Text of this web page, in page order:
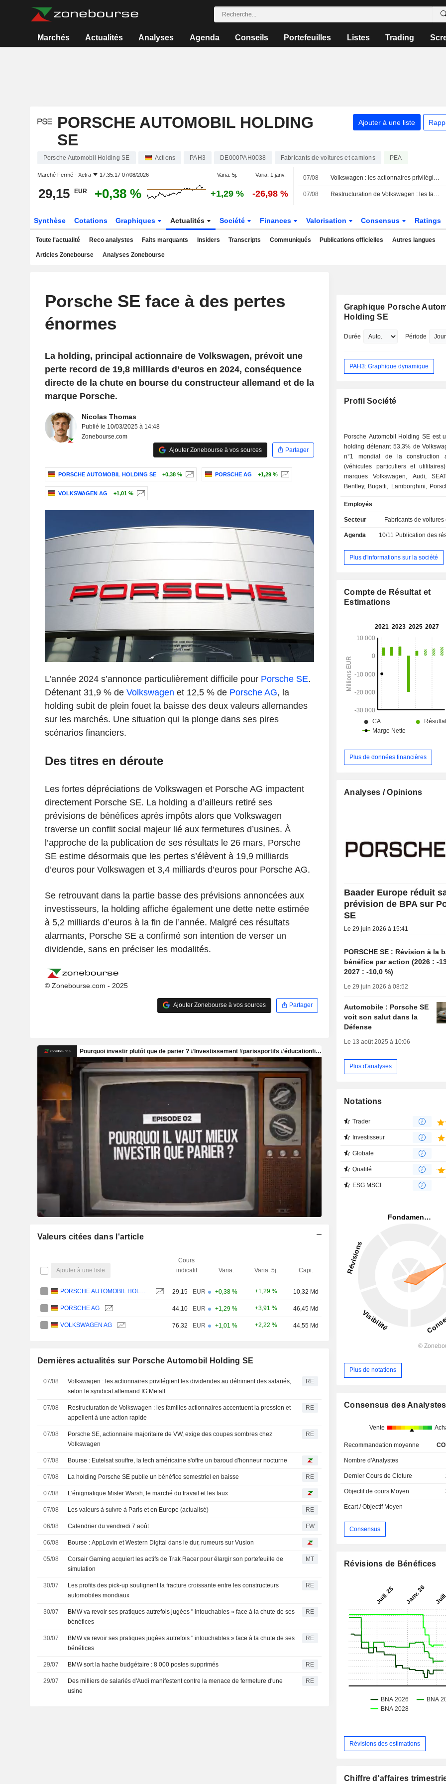
Marchés Actualités Analyses Agenda Conseils Portefeuilles Listes Trading
PORSCHE AUTOMOBIL HOLDING
SE
Ajouter à une liste
Porsche Automobil Holding SE Actions PAH3 DE000PAH0038 Fabricants de voitures et camions PEA
Marché Fermé - Xetra 17:35:17 07/08/2026 Varia. 5j. Varia. 1 janv.
29,15 EUR +0,38 % +1,29 % -26,98 %
07/08 Volkswagen : les actionnaires privilégient les dividendes au détriment des salariés, selon le syndicat allemand IG Metall
07/08 Restructuration de Volkswagen : les familles actionnaires accentuent la pression et appellent à une action rapide
Synthèse Cotations Graphiques Actualités Société Finances Valorisation Consensus Ratings
Toute l'actualité Reco analystes Faits marquants Insiders Transcripts Communiqués Publications officielles Autres langues
Articles Zonebourse Analyses Zonebourse
Porsche SE face à des pertes
énormes
La holding, principal actionnaire de Volkswagen, prévoit une
perte record de 19,8 milliards d’euros en 2024, conséquence
directe de la chute en bourse du constructeur allemand et de la
marque Porsche.
Nicolas Thomas
Publié le 10/03/2025 à 14:48
Zonebourse.com
Ajouter Zonebourse à vos sources
Partager
PORSCHE AUTOMOBIL HOLDING SE +0,38 % PORSCHE AG +1,29 %
VOLKSWAGEN AG +1,01 %
L’année 2024 s’annonce particulièrement difficile pour Porsche SE.
Détenant 31,9 % de Volkswagen et 12,5 % de Porsche AG, la
holding subit de plein fouet la baisse des deux valeurs allemandes
sur les marchés. Une situation qui la plonge dans ses pires
scénarios financiers.
Des titres en déroute
Les fortes dépréciations de Volkswagen et Porsche AG impactent
directement Porsche SE. La holding a d’ailleurs retiré ses
prévisions de bénéfices après impôts alors que Volkswagen
traverse un conflit social majeur lié aux fermetures d’usines. À
l’approche de la publication de ses résultats le 26 mars, Porsche
SE estime désormais que les pertes s’élèvent à 19,9 milliards
d’euros pour Volkswagen et 3,4 milliards d’euros pour Porsche AG.
Se retrouvant dans la partie basse des prévisions annoncées aux
investisseurs, la holding affiche également une dette nette estimée
à 5,2 milliards d’euros à la fin de l’année. Malgré ces résultats
alarmants, Porsche SE a confirmé son intention de verser un
dividende, sans en préciser les modalités.
© Zonebourse.com - 2025
Ajouter Zonebourse à vos sources Partager
Valeurs citées dans l'article
Ajouter à une liste
Cours
indicatif
Varia. Varia. 5j. Capi.
PORSCHE AUTOMOBIL HOLDING SE 29,15 EUR +0,38 % +1,29 % 10,32 Md
PORSCHE AG 44,10 EUR +1,29 % +3,91 % 46,45 Md
VOLKSWAGEN AG 76,32 EUR +1,01 % +2,22 % 44,55 Md
Dernières actualités sur Porsche Automobil Holding SE
07/08
Volkswagen : les actionnaires privilégient les dividendes au détriment des salariés,
selon le syndicat allemand IG Metall
RE
07/08
Restructuration de Volkswagen : les familles actionnaires accentuent la pression et
appellent à une action rapide
RE
07/08
Porsche SE, actionnaire majoritaire de VW, exige des coupes sombres chez
Volkswagen
RE
07/08 Bourse : Eutelsat souffre, la tech américaine s'offre un baroud d'honneur nocturne
07/08 La holding Porsche SE publie un bénéfice semestriel en baisse RE
07/08 L'énigmatique Mister Warsh, le marché du travail et les taux
07/08 Les valeurs à suivre à Paris et en Europe (actualisé) RE
06/08 Calendrier du vendredi 7 août FW
06/08 Bourse : AppLovin et Western Digital dans le dur, rumeurs sur Vusion
05/08
Corsair Gaming acquiert les actifs de Trak Racer pour élargir son portefeuille de
simulation
MT
30/07
Les profits des pick-up soulignent la fracture croissante entre les constructeurs
automobiles mondiaux
RE
30/07
BMW va revoir ses pratiques autrefois jugées " intouchables » face à la chute de ses
bénéfices
RE
30/07
BMW va revoir ses pratiques jugées autrefois " intouchables » face à la chute de ses
bénéfices
RE
29/07 BMW sort la hache budgétaire : 8 000 postes supprimés RE
29/07
Des milliers de salariés d'Audi manifestent contre la menace de fermeture d'une
usine
RE
Graphique Porsche
Holding SE
Durée Période
PAH3: Graphique dynamique
Profil Société
Porsche Automobil Holding SE est
holding détenant 53,3% de
n°1 mondial de la construction
(véhicules particuliers et
marques Volkswagen, Audi,
Bentley, Bugatti, Lamborghini,
MAN. Le groupe propose
services financiers (prestations de
Automobil Holding SE détient des
Solutions (développement de
mobilité), de 11,3% dans la
Unis) et dans les sociétés
(développement de solutions
Employés
Secteur Fabricants de voitures
Agenda 10/11 Publication des résultats
Plus d'informations sur la société
Compte de Résultat et
Estimations
Plus de données financières
Analyses / Opinions
Baader Europe réduit
prévision de BPA sur
SE
Le 29 juin 2026 à 15:41
PORSCHE SE : Révision à la
bénéfice par action (2026 : -
2027 : -10,0 %)
Le 29 juin 2026 à 08:52
Automobile : Porsche SE
voit son salut dans la
Défense
Le 13 août 2025 à 10:06
Plus d'analyses
Notations
Trader
Investisseur
Globale
Qualité
ESG MSCI
Plus de notations
Consensus des Analystes
Vente
Recommandation moyenne
Nombre d'Analystes
Dernier Cours de Cloture
Objectif de cours Moyen
Ecart / Objectif Moyen
Consensus
Révisions de Bénéfices
Révisions des estimations
Chiffre d'affaires